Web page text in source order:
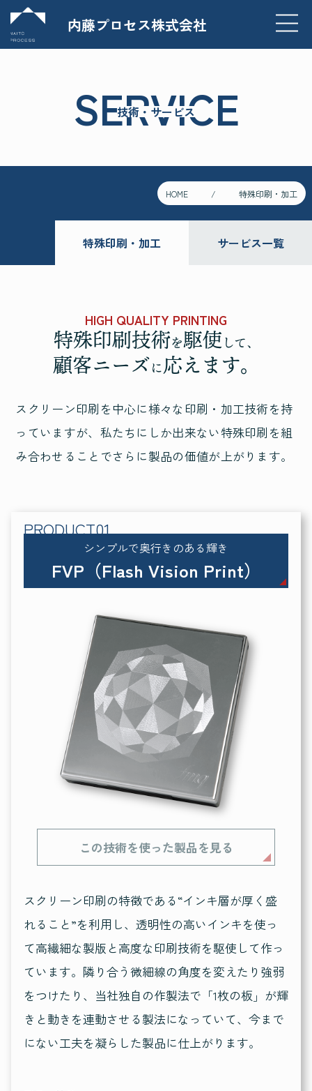
内藤プロセス株式会社
SERVICE
技術・サービス
HOME 特殊印刷・加工
特殊印刷・加工 サービス一覧
HIGH QUALITY PRINTING
特殊印刷技術を駆使して、
顧客ニーズに応えます。
スクリーン印刷を中心に様々な印刷・加工技術を持
っていますが、 私たちにしか出来ない特殊印刷を組
み合わせることでさらに製品の価値が上がります。
シンプルで奥行きのある輝き
FVP（Flash Vision Print）
スクリーン印刷の特徴である“インキ層が厚く盛
れること”を利用し、透明性の高いインキを使っ
て高繊細な製版と高度な印刷技術を駆使して作っ
ています。隣り合う微細線の角度を変えたり強弱
をつけたり、当社独自の作製法で「1枚の板」が輝
きと動きを連動させる製法になっていて、今まで
にない工夫を凝らした製品に仕上がります。
この技術を使った製品を見る